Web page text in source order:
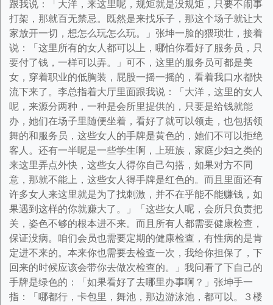
跟我说：「大洋，来这里呢，规矩就是没规矩，只要不闹事
打架，那就百无禁忌。既然是来找乐子，那这个场子就让大
家放开一切，想怎么玩怎么玩。」张坤一脸的猥琐壮，接着
说：「这里所有的女人都可以上，哪怕你看好了服务员，只
要付了钱，一样可以弄。」可不，这里的服务员可都是美
女，穿着职业的低胸装，屁股一摇一摇的，看着我口水都快
流下来了。李总指着大厅里面跟我说：「大洋，这里的女人
呢，来源分两种，一种是会所里提供的，只要是给钱就能
办，她们在场子里随便坐着，看好了就可以领走，也包括领
舞的和服务员，这些女人的手牌是黄色的，她们不可以拒绝
客人。还有一半呢是一些学生啊，上班族，家庭少妇之类的
来这里弄点外快，这些女人得你自己勾搭，如果对方不同
意，那就不能上，这些女人得手牌是红色的。而且里面还有
许多女人来这里就是为了找刺激，并不在乎能不能赚钱，如
果遇到这样的你就赚大了。」「这些女人呢，会所只负责把
关，姿色不够的根本进不来。而且所有人都需要健康检查，
保证没病。咱们会员也需要定期的健康检查，有性病的是肯
定进不来的。本来你也需要去检查一次，我给你担保了，下
回来的时候应该会带你去做次检查的。」我问看了下自己的
手牌是绿色的：「如果看好了去哪里办事啊？」张坤手一
指：「哪都行，卡包里，舞池，那边游泳池，都可以。３楼